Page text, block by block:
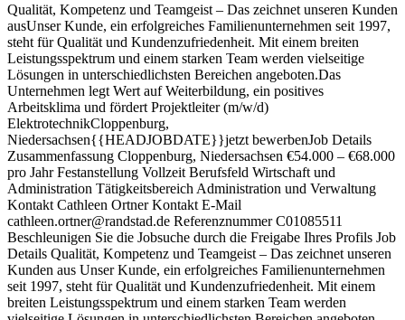
Qualität, Kompetenz und Teamgeist – Das zeichnet unseren Kunden
ausUnser Kunde, ein erfolgreiches Familienunternehmen seit 1997,
steht für Qualität und Kundenzufriedenheit. Mit einem breiten
Leistungsspektrum und einem starken Team werden vielseitige
Lösungen in unterschiedlichsten Bereichen angeboten.Das
Unternehmen legt Wert auf Weiterbildung, ein positives
Arbeitsklima und fördert Projektleiter (m/w/d)
ElektrotechnikCloppenburg,
Niedersachsen{{HEADJOBDATE}}jetzt bewerbenJob Details
Zusammenfassung Cloppenburg, Niedersachsen €54.000 – €68.000
pro Jahr Festanstellung Vollzeit Berufsfeld Wirtschaft und
Administration Tätigkeitsbereich Administration und Verwaltung
Kontakt Cathleen Ortner Kontakt E-Mail
cathleen.ortner@randstad.de Referenznummer C01085511
Beschleunigen Sie die Jobsuche durch die Freigabe Ihres Profils Job
Details Qualität, Kompetenz und Teamgeist – Das zeichnet unseren
Kunden aus Unser Kunde, ein erfolgreiches Familienunternehmen
seit 1997, steht für Qualität und Kundenzufriedenheit. Mit einem
breiten Leistungsspektrum und einem starken Team werden